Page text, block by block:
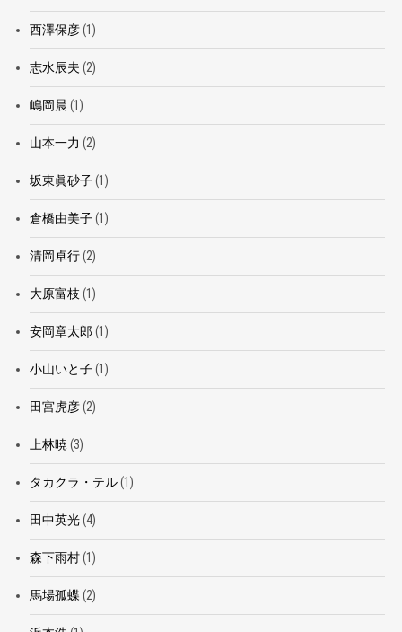
西澤保彦(1)
志水辰夫 (2)
嶋岡晨 (1)
山本一力 (2)
坂東眞砂子(1)
倉橋由美子(1)
清岡卓行(2)
大原富枝 (1)
安岡章太郎 (1)
小山いと子(1)
田宮虎彦(2)
上林暁 (3)
タカクラ・テル(1)
田中英光(4)
森下雨村(1)
馬場孤蝶 (2)